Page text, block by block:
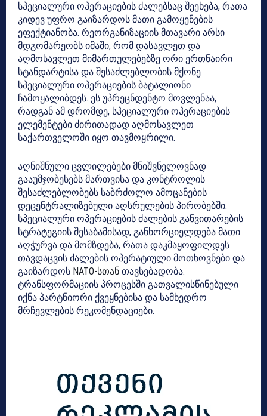
სპეციალური ოპერაციების ძალებსაც შეეხება, რათა
კიდევ უფრო გაიზარდოს მათი გამოყენების
ეფექტიანობა. რეორგანიზაციის მთავარი არსი
მდგომარეობს იმაში, რომ დასავლეთ და
აღმოსავლეთ მიმართულებებზე ორი ერთნაირი
სტანდარტისა და შესაძლებლობის მქონე
სპეციალური ოპერაციების ბატალიონი
ჩამოყალიბდეს. ეს უპრეცნდენტო მოვლენაა,
რადგან ამ დრომდე, სპეციალური ოპერაციების
ელემენტები ძირითადად აღმოსავლეთ
საქართველოში იყო თავმოყრილი.
აღნიშნული ცვლილებები მნიშვნელოვნად
გააუმჯობესებს მართვისა და კონტროლის
შესაძლებლობებს საბრძოლო ამოცანების
დეცენტრალიზებული აღსრულების პირობებში.
სპეციალური ოპერაციების ძალების განვითარების
სტრატეგიის შესაბამისად, განხორციელდება მათი
აღჭურვა და მომზდება, რათა დაკმაყოფილდეს
თავდაცვის ძალების ოპერატიული მოთხოვნები და
გაიზარდოს NATO-სთან თავსებადობა.
ტრანსფორმაციის პროცესში გათვალისწინებული
იქნა პარტნიორი ქვეყნებისა და სამხედრო
მრჩევლების რეკომენდაციები.